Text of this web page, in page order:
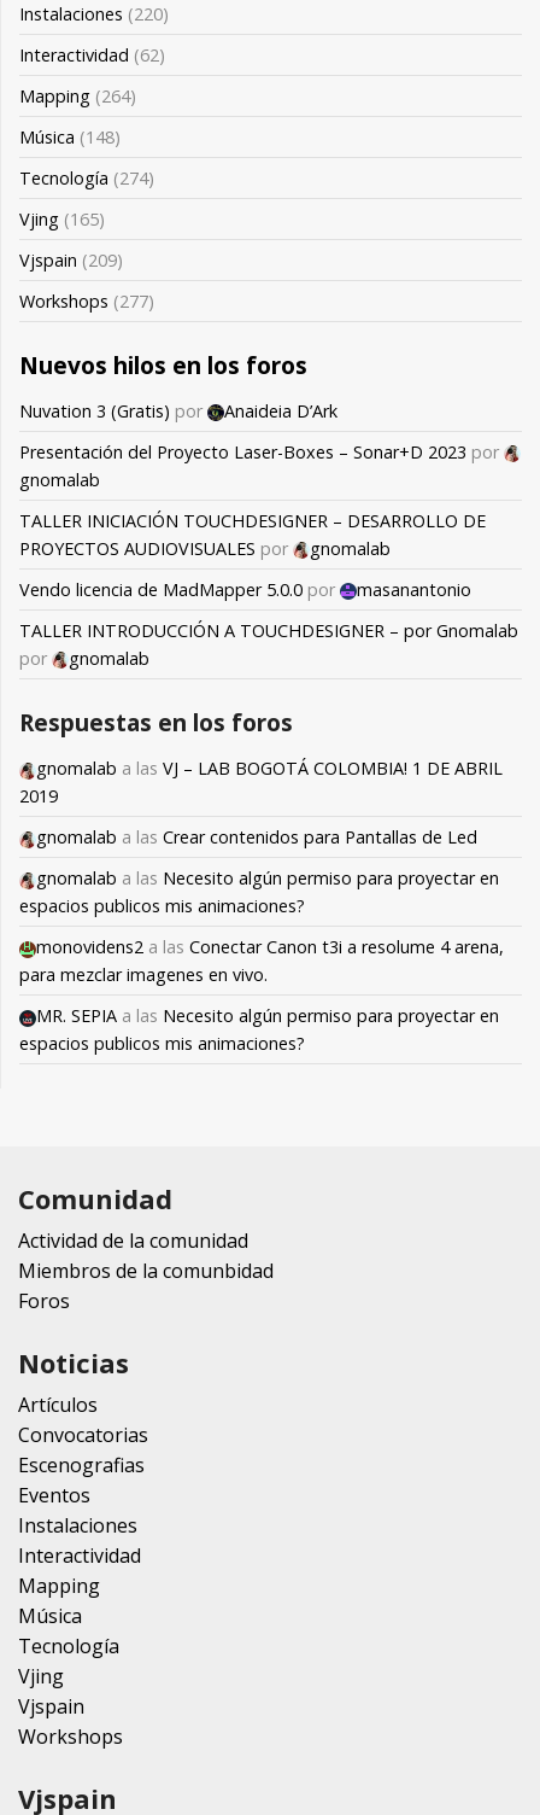
Instalaciones (220)
Interactividad (62)
Mapping (264)
Música (148)
Tecnología (274)
Vjing (165)
Vjspain (209)
Workshops (277)
Nuevos hilos en los foros
Nuvation 3 (Gratis) por
Anaideia D’Ark
Presentación del Proyecto Laser-Boxes – Sonar+D 2023 por
gnomalab
TALLER INICIACIÓN TOUCHDESIGNER – DESARROLLO DE
PROYECTOS AUDIOVISUALES por
gnomalab
Vendo licencia de MadMapper 5.0.0 por
masanantonio
TALLER INTRODUCCIÓN A TOUCHDESIGNER – por Gnomalab
por
gnomalab
Respuestas en los foros
gnomalab a las VJ – LAB BOGOTÁ COLOMBIA! 1 DE ABRIL
2019
gnomalab a las Crear contenidos para Pantallas de Led
gnomalab a las Necesito algún permiso para proyectar en
espacios publicos mis animaciones?
monovidens2 a las Conectar Canon t3i a resolume 4 arena,
para mezclar imagenes en vivo.
MR. SEPIA a las Necesito algún permiso para proyectar en
espacios publicos mis animaciones?
Comunidad
Actividad de la comunidad
Miembros de la comunbidad
Foros
Noticias
Artículos
Convocatorias
Escenografias
Eventos
Instalaciones
Interactividad
Mapping
Música
Tecnología
Vjing
Vjspain
Workshops
Vjspain